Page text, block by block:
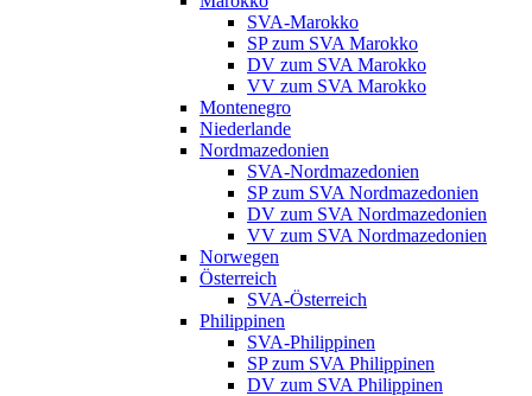
SVA-Marokko
SP zum SVA Marokko
DV zum SVA Marokko
VV zum SVA Marokko
Montenegro
Niederlande
Nordmazedonien
SVA-Nordmazedonien
SP zum SVA Nordmazedonien
DV zum SVA Nordmazedonien
VV zum SVA Nordmazedonien
Norwegen
Österreich
SVA-Österreich
Philippinen
SVA-Philippinen
SP zum SVA Philippinen
DV zum SVA Philippinen